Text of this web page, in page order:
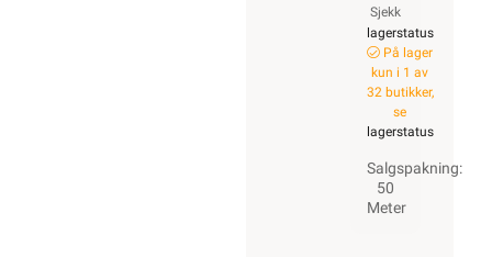
Sjekk
lagerstatus
På lager
kun i 1 av
32 butikker,
se
lagerstatus
Salgspakning:
50
Meter